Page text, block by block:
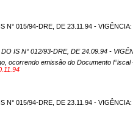
N° 015/94-DRE, DE 23.11.94 - VIGÊNCIA:
IS N° 012/93-DRE, DE 24.09.94 -
ocorrendo emissão do Documento
N° 015/94-DRE, DE 23.11.94 - VIGÊNCIA: